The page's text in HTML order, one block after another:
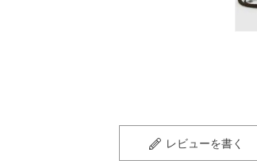
レビューを書く